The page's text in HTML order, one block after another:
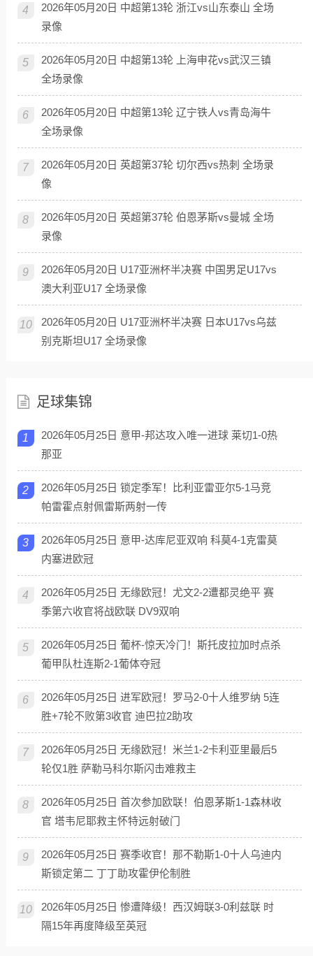
4
2026年05月20日 中超第13轮 浙江vs山东泰山 全场
录像
5
2026年05月20日 中超第13轮 上海申花vs武汉三镇
全场录像
6
2026年05月20日 中超第13轮 辽宁铁人vs青岛海牛
全场录像
7
2026年05月20日 英超第37轮 切尔西vs热刺 全场录
像
8
2026年05月20日 英超第37轮 伯恩茅斯vs曼城 全场
录像
9
2026年05月20日 U17亚洲杯半决赛 中国男足U17vs
澳大利亚U17 全场录像
10
2026年05月20日 U17亚洲杯半决赛 日本U17vs乌兹
别克斯坦U17 全场录像
足球集锦
1
2026年05月25日 意甲-邦达攻入唯一进球 莱切1-0热
那亚
2
2026年05月25日 锁定季军！比利亚雷亚尔5-1马竞
帕雷霍点射佩雷斯两射一传
3
2026年05月25日 意甲-达库尼亚双响 科莫4-1克雷莫
内塞进欧冠
4
2026年05月25日 无缘欧冠！尤文2-2遭都灵绝平 赛
季第六收官将战欧联 DV9双响
5
2026年05月25日 葡杯-惊天冷门！斯托皮拉加时点杀
葡甲队杜连斯2-1葡体夺冠
6
2026年05月25日 进军欧冠！罗马2-0十人维罗纳 5连
胜+7轮不败第3收官 迪巴拉2助攻
7
2026年05月25日 无缘欧冠！米兰1-2卡利亚里最后5
轮仅1胜 萨勒马科尔斯闪击难救主
8
2026年05月25日 首次参加欧联！伯恩茅斯1-1森林收
官 塔韦尼耶救主怀特远射破门
9
2026年05月25日 赛季收官！那不勒斯1-0十人乌迪内
斯锁定第二 丁丁助攻霍伊伦制胜
10
2026年05月25日 惨遭降级！西汉姆联3-0利兹联 时
隔15年再度降级至英冠